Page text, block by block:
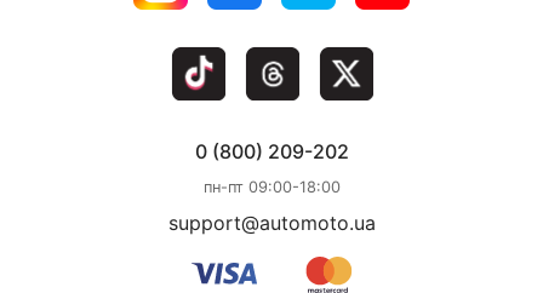
0 (800) 209-202
пн-пт 09:00-18:00
support@automoto.ua